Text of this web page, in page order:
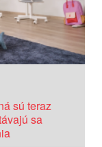
sú teraz
sa